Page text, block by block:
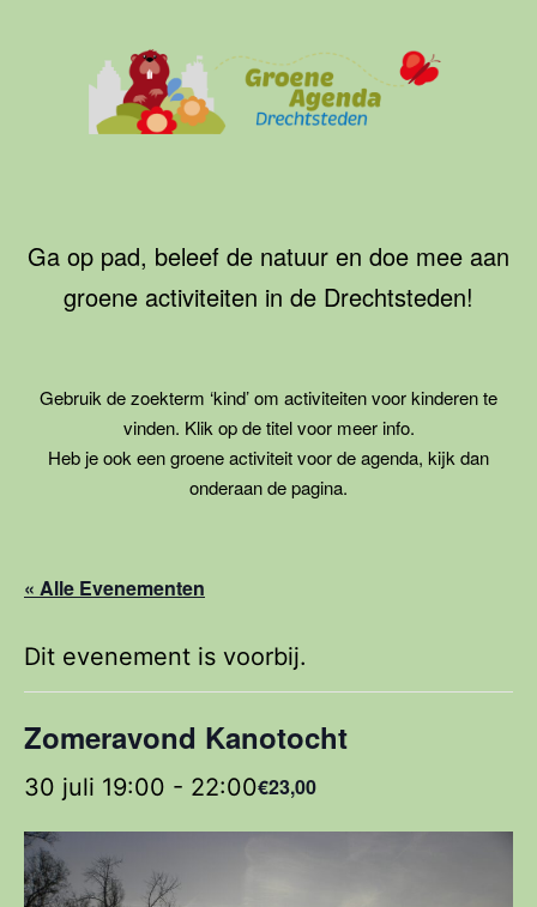
Drechtsteden
Ga op pad, beleef de natuur en doe mee aan
groene activiteiten in de Drechtsteden!
Gebruik de zoekterm ‘kind’ om activiteiten voor kinderen te
vinden. Klik op de titel voor meer info.
Heb je ook een groene activiteit voor de agenda, kijk dan
onderaan de pagina.
« Alle Evenementen
Dit evenement is voorbij.
Zomeravond Kanotocht
30 juli 19:00 - 22:00€23,00